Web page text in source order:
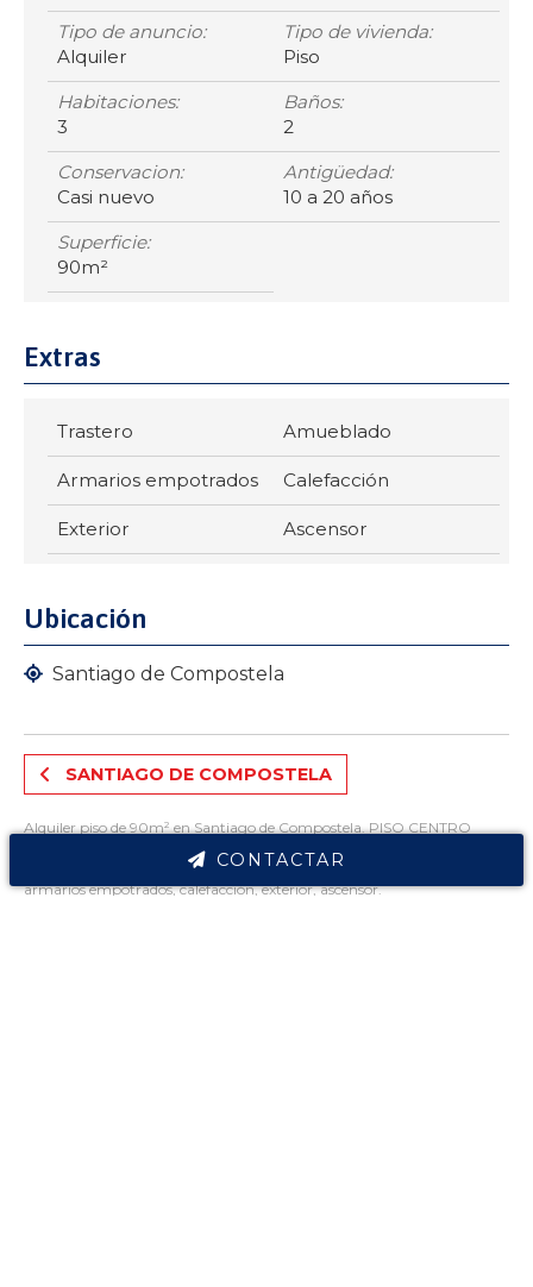
CONTACTAR
Tipo de anuncio:
Alquiler
Tipo de vivienda:
Piso
Habitaciones:
3
Baños:
2
Conservacion:
Casi nuevo
Antigüedad:
10 a 20 años
Superficie:
90m²
Extras
Trastero Amueblado
Armarios empotrados Calefacción
Exterior Ascensor
Ubicación
Santiago de Compostela
SANTIAGO DE COMPOSTELA
Alquiler piso de 90m² en Santiago de Compostela. PISO CENTRO
Características inmueble: 3 habitaciones, 2 baños, trastero, amueblado,
armarios empotrados, calefacción, exterior, ascensor.